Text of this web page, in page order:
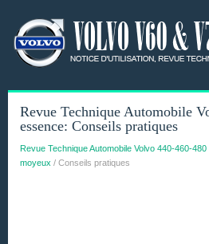
Revue Technique Automobile
essence: Conseils pratiques
Revue Technique Automobile Volvo 440-460-
moyeux / Conseils pratiques